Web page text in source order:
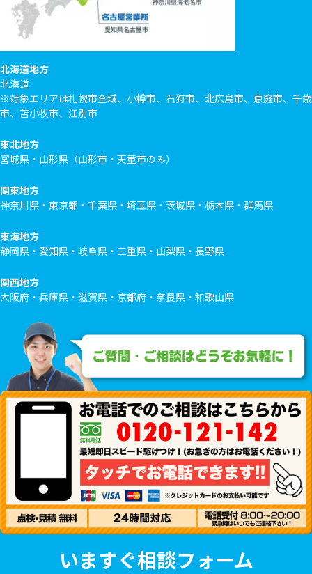
北海道地方
北海道
※対象エリアは札幌市全域、小樽市、石狩市、北広島市、恵庭市、千歳
市、苫小牧市、江別市
東北地方
宮城県・山形県（山形市・天童市のみ）
関東地方
神奈川県・東京都・千葉県・埼玉県・茨城県・栃木県・群馬県
東海地方
静岡県・愛知県・岐阜県・三重県・山梨県・長野県
関西地方
大阪府・兵庫県・滋賀県・京都府・奈良県・和歌山県
いますぐ相談フォーム